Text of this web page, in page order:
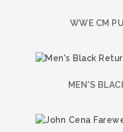
WWE CM
MEN'S